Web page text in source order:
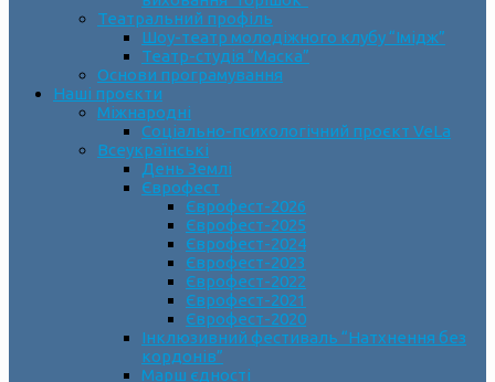
Театральний профіль
Шоу-театр молодіжного клубу “Імідж”
Театр-студія “Маска”
Основи програмування
Наші проєкти
Міжнародні
Соціально-психологічний проєкт VeLa
Всеукраїнські
День Землі
Єврофест
Єврофест-2026
Єврофест-2025
Єврофест-2024
Єврофест-2023
Єврофест-2022
Єврофест-2021
Єврофест-2020
Інклюзивний фестиваль “Натхнення без
кордонів”
Марш єдності